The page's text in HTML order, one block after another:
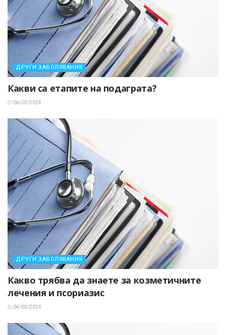
ДРУГИ ЗАБОЛЯВАНИЯ
Какви са етапите на подаграта?
06/03/2024
ДРУГИ ЗАБОЛЯВАНИЯ
Какво трябва да знаете за козметичните
лечения и псориазис
04/03/2024